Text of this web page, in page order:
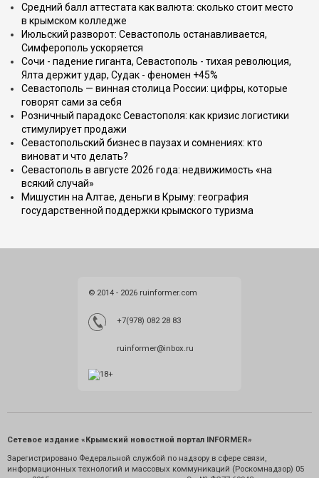
Средний балл аттестата как валюта: сколько стоит место
в крымском колледже
Июльский разворот: Севастополь останавливается,
Симферополь ускоряется
Сочи - падение гиганта, Севастополь - тихая революция,
Ялта держит удар, Судак - феномен +45%
Севастополь — винная столица России: цифры, которые
говорят сами за себя
Розничный парадокс Севастополя: как кризис логистики
стимулирует продажи
Севастопольский бизнес в паузах и сомнениях: кто
виноват и что делать?
Севастополь в августе 2026 года: недвижимость «на
всякий случай»
Мишустин на Алтае, деньги в Крыму: география
государственной поддержки крымского туризма
© 2014 - 2026 ruinformer.com
+7(978) 082 28 83
ruinformer@inbox.ru
Сетевое издание «Крымский новостной портал INFORMER»
Зарегистрировано Федеральной службой по надзору в сфере связи,
информационных технологий и массовых коммуникаций (Роскомнадзор) 05